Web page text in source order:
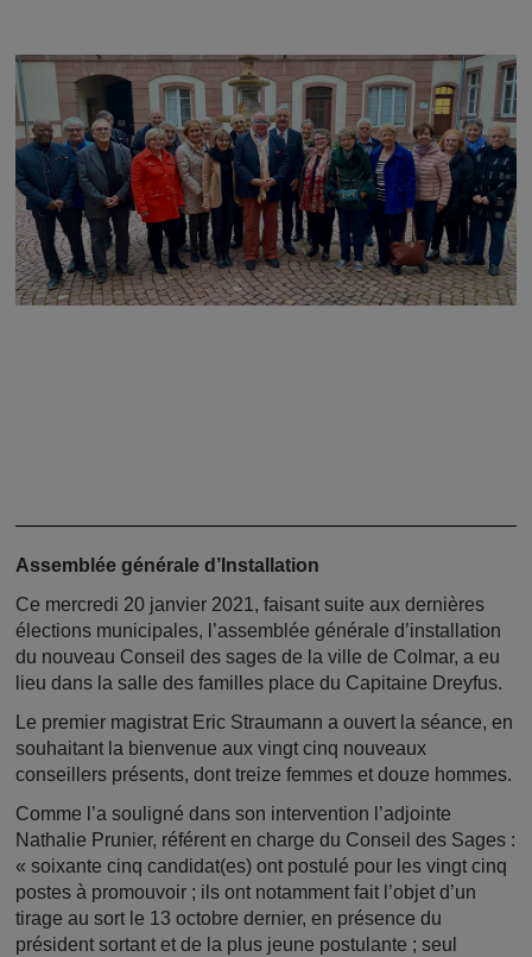
Image
Assemblée générale d’Installation
Ce mercredi 20 janvier 2021, faisant suite aux dernières
élections municipales, l’assemblée générale d’installation
du nouveau Conseil des sages de la ville de Colmar, a eu
lieu dans la salle des familles place du Capitaine Dreyfus.
Le premier magistrat Eric Straumann a ouvert la séance, en
souhaitant la bienvenue aux vingt cinq nouveaux
conseillers présents, dont treize femmes et douze hommes.
Comme l’a souligné dans son intervention l’adjointe
Nathalie Prunier, référent en charge du Conseil des Sages :
« soixante cinq candidat(es) ont postulé pour les vingt cinq
postes à promouvoir ; ils ont notamment fait l’objet d’un
tirage au sort le 13 octobre dernier, en présence du
président sortant et de la plus jeune postulante ; seul